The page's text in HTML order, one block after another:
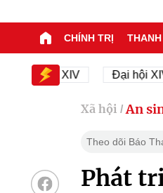
CHÍNH TRỊ
hội XIV Đại hội XIV
Xã hội / An
Theo dõi Báo
Phát